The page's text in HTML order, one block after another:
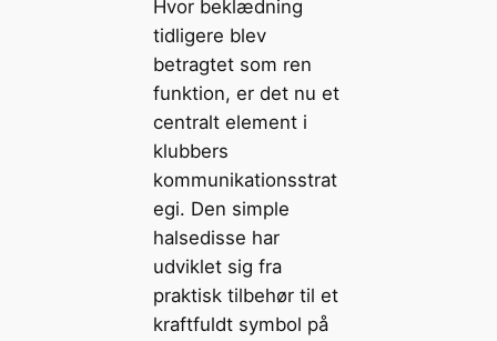
Hvor beklædning
tidligere blev
betragtet som ren
funktion, er det nu et
centralt element i
klubbers
kommunikationsstrat
egi. Den simple
halsedisse har
udviklet sig fra
praktisk tilbehør til et
kraftfuldt symbol på